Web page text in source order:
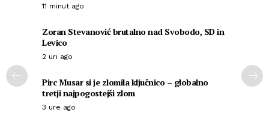
11 minut ago
Zoran Stevanović brutalno nad Svobodo, SD in
Levico
2 uri ago
Pirc Musar si je zlomila ključnico – globalno
tretji najpogostejši zlom
3 ure ago